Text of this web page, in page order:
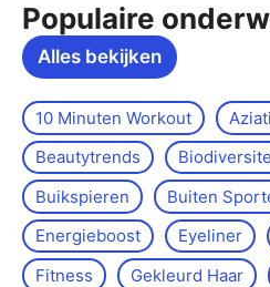
Populaire
Alles bekijken
10 Minuten Workout
Beautytrends
Buikspieren
Buiten
Energieboost
Eyeliner
Fitness
Gekleurd Haar